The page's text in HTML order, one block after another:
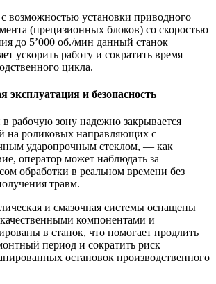
возможностью установки приводного
(прецизионных блоков) со скоростью
до 5’000 об./мин данный станок
ускорить работу и сократить время
цикла.
эксплуатация и безопасность
в рабочую зону надежно закрывается
на роликовых направляющих с
ударопрочным стеклом, — как
оператор может наблюдать за
обработки в реальном времени без
травм.
и смазочная системы оснащены
компонентами и
в станок, что помогает продлить
период и сократить риск
остановок производственного